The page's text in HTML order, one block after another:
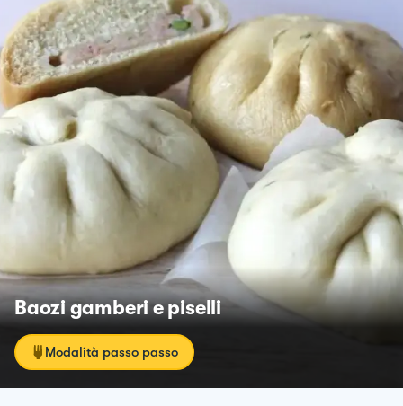
Baozi gamberi e piselli
Modalità passo passo